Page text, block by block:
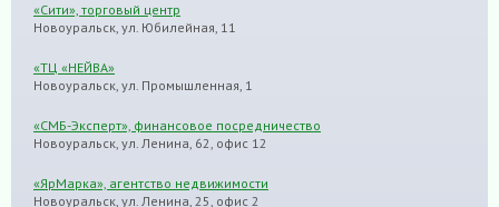
«Сити», торговый центр
Новоуральск, ул. Юбилейная, 11
«ТЦ «НЕЙВА»
Новоуральск, ул. Промышленная, 1
«СМБ-Эксперт», финансовое посредничество
Новоуральск, ул. Ленина, 62, офис 12
«ЯрМарка», агентство недвижимости
Новоуральск, ул. Ленина, 25, офис 2